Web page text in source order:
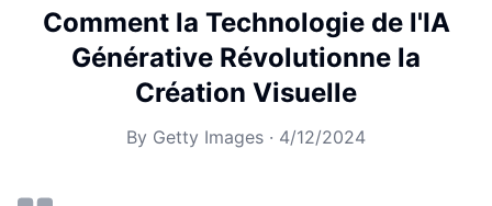
Comment la Technologie de l'IA
Générative Révolutionne la
Création Visuelle
By Getty Images · 4/12/2024